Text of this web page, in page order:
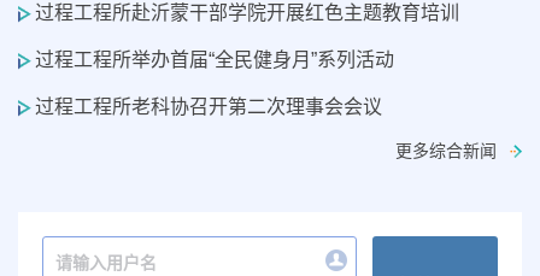
更多综合新闻
过程工程所赴沂蒙干部学院开展红色主题教育培训
过程工程所举办首届“全民健身月”系列活动
过程工程所老科协召开第二次理事会会议